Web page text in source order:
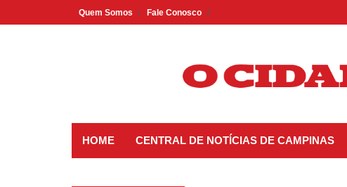
to
Quem Somos Fale Conosco
HOME CENTRAL DE NOTÍCIAS DE CAMPINAS